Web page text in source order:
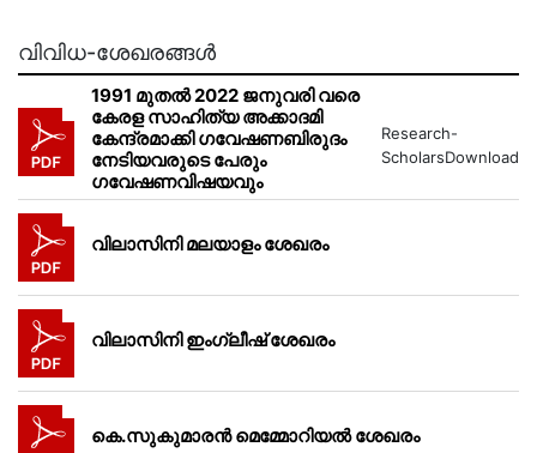
വിവിധ-ശേഖരങ്ങൾ
1991 മുതൽ 2022 ജനുവരി വരെ
കേരള സാഹിത്യ അക്കാദമി
കേന്ദ്രമാക്കി ഗവേഷണബിരുദം
നേടിയവരുടെ പേരും
ഗവേഷണവിഷയവും
Research-
ScholarsDownload
വിലാസിനി മലയാളം ശേഖരം
വിലാസിനി ഇംഗ്ലീഷ് ശേഖരം
കെ.സുകുമാരൻ മെമ്മോറിയൽ ശേഖരം